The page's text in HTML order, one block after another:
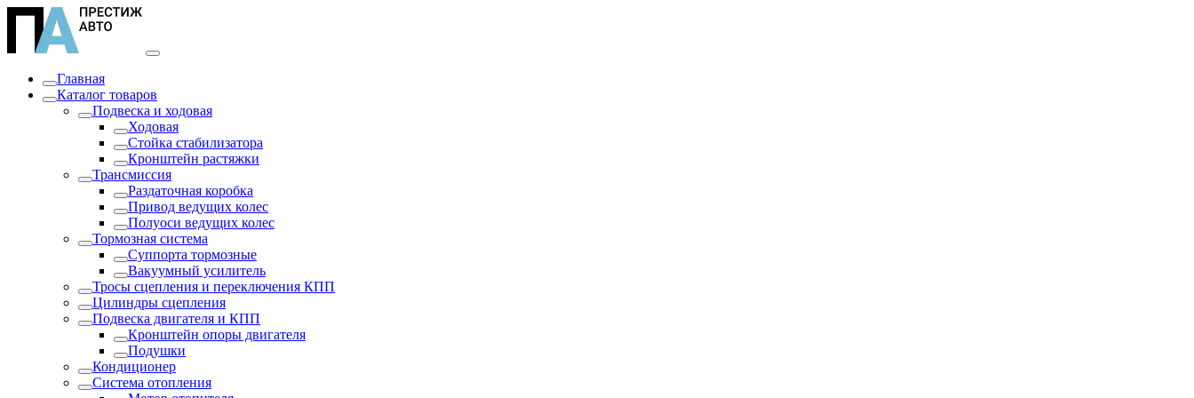
Главная
Каталог товаров
Подвеска и ходовая
Ходовая
Стойка стабилизатора
Кронштейн растяжки
Трансмиссия
Раздаточная коробка
Привод ведущих колес
Полуоси ведущих колес
Тормозная система
Суппорта тормозные
Вакуумный усилитель
Тросы сцепления и переключения КПП
Цилиндры сцепления
Подвеска двигателя и КПП
Кронштейн опоры двигателя
Подушки
Кондиционер
Система отопления